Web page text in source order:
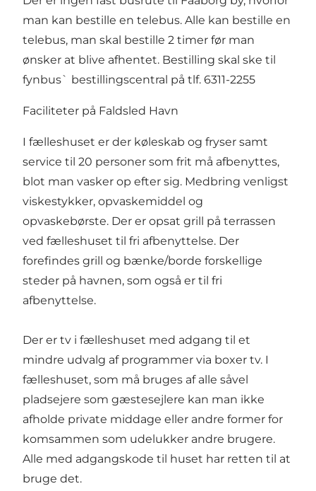
man kan bestille en telebus. Alle kan bestille en
telebus, man skal bestille 2 timer før man
ønsker at blive afhentet. Bestilling skal ske til
fynbus` bestillingscentral på tlf. 6311-2255
Faciliteter på Faldsled Havn
I fælleshuset er der køleskab og fryser samt
service til 20 personer som frit må afbenyttes,
blot man vasker op efter sig. Medbring venligst
viskestykker, opvaskemiddel og
opvaskebørste. Der er opsat grill på terrassen
ved fælleshuset til fri afbenyttelse. Der
forefindes grill og bænke/borde forskellige
steder på havnen, som også er til fri
afbenyttelse.
Der er tv i fælleshuset med adgang til et
mindre udvalg af programmer via boxer tv. I
fælleshuset, som må bruges af alle såvel
pladsejere som gæstesejlere kan man ikke
afholde private middage eller andre former for
komsammen som udelukker andre brugere.
Alle med adgangskode til huset har retten til at
bruge det.